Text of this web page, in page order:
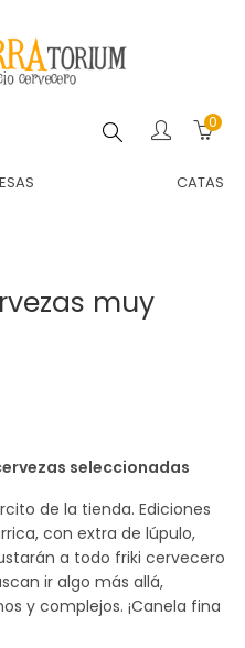
Buscar 0
CATAS
muy
seleccionadas
de la tienda. Ediciones
con extra de lúpulo,
a todo friki cervecero
ir algo más allá,
y complejos. ¡Canela fina